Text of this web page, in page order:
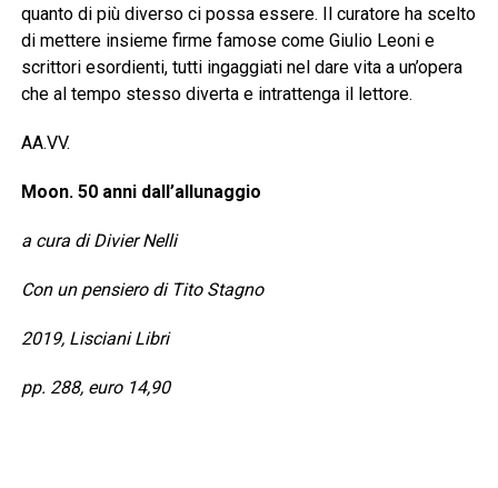
quanto di più diverso ci possa essere. Il curatore ha scelto
di mettere insieme firme famose come Giulio Leoni e
scrittori esordienti, tutti ingaggiati nel dare vita a un’opera
che al tempo stesso diverta e intrattenga il lettore.
AA.VV.
Moon. 50 anni dall’allunaggio
a cura di Divier Nelli
Con un pensiero di Tito Stagno
2019, Lisciani Libri
pp. 288, euro 14,90